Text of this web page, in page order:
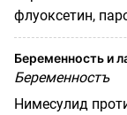
флуоксетин,
Беременность и
Беременностъ
Нимесулид